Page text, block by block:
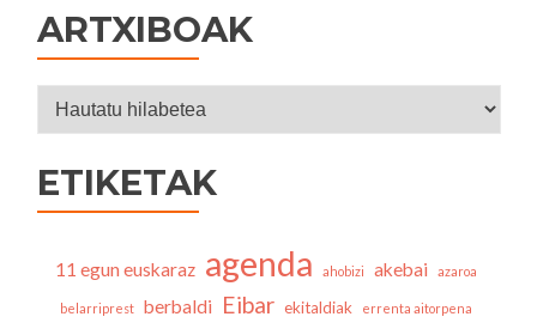
ARTXIBOAK
Artxiboak
ETIKETAK
11 egun euskaraz agenda ahobizi akebai azaroa
belarriprest berbaldi Eibar ekitaldiak errenta aitorpena